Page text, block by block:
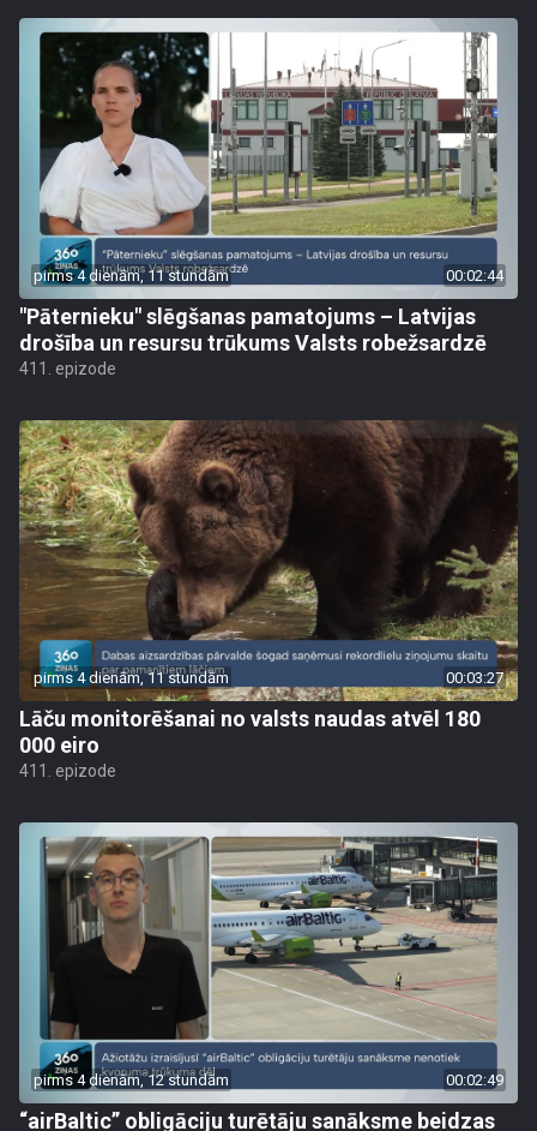
pirms 4 dienām, 11 stundām 00:02:44
"Pāternieku" slēgšanas pamatojums – Latvijas
drošība un resursu trūkums Valsts robežsardzē
411. epizode
pirms 4 dienām, 11 stundām 00:03:27
Lāču monitorēšanai no valsts naudas atvēl 180
000 eiro
411. epizode
pirms 4 dienām, 12 stundām 00:02:49
“airBaltic” obligāciju turētāju sanāksme beidzas